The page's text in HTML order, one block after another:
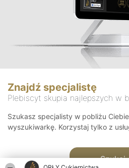
Znajdź specjalistę
Plebiscyt skupia najlepszych w
Szukasz specjalisty w pobliżu
wyszukiwarkę. Korzystaj tylko z
Szukaj